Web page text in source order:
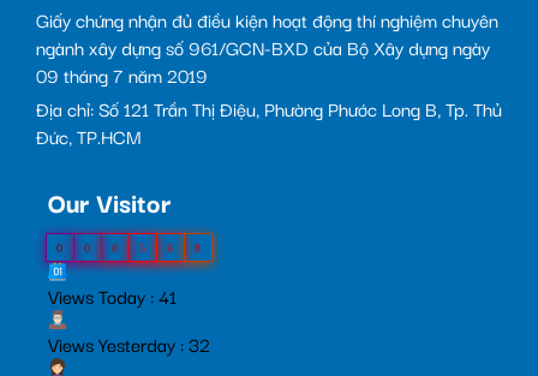
Giấy chứng nhận đủ điều kiện hoạt động thí nghiệm chuyên
ngành xây dựng số 961/GCN-BXD của Bộ Xây dựng ngày
09 tháng 7 năm 2019
Địa chỉ: Số 121 Trần Thị Điệu, Phường Phước Long B, Tp. Thủ
Đức, TP.HCM
Our Visitor
0 0 8 5 6 8
Views Today : 41
Views Yesterday : 32